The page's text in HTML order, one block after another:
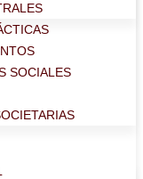
SOCIALES